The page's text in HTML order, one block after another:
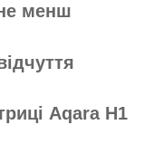
менш
Aqara H1